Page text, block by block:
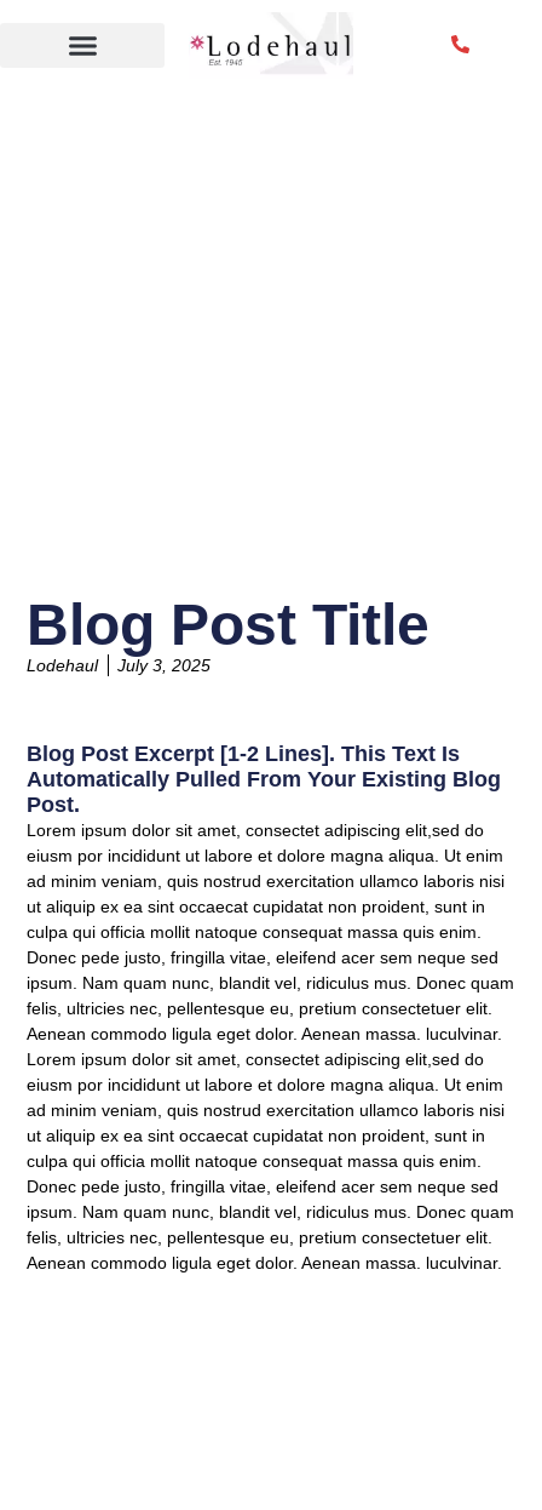
Blog Post Title
Lodehaul July 3, 2025
Blog Post Excerpt [1-2 Lines]. This Text Is
Automatically Pulled From Your Existing Blog
Post.
Lorem ipsum dolor sit amet, consectet adipiscing elit,sed do
eiusm por incididunt ut labore et dolore magna aliqua. Ut enim
ad minim veniam, quis nostrud exercitation ullamco laboris nisi
ut aliquip ex ea sint occaecat cupidatat non proident, sunt in
culpa qui officia mollit natoque consequat massa quis enim.
Donec pede justo, fringilla vitae, eleifend acer sem neque sed
ipsum. Nam quam nunc, blandit vel, ridiculus mus. Donec quam
felis, ultricies nec, pellentesque eu, pretium consectetuer elit.
Aenean commodo ligula eget dolor. Aenean massa. luculvinar.
Lorem ipsum dolor sit amet, consectet adipiscing elit,sed do
eiusm por incididunt ut labore et dolore magna aliqua. Ut enim
ad minim veniam, quis nostrud exercitation ullamco laboris nisi
ut aliquip ex ea sint occaecat cupidatat non proident, sunt in
culpa qui officia mollit natoque consequat massa quis enim.
Donec pede justo, fringilla vitae, eleifend acer sem neque sed
ipsum. Nam quam nunc, blandit vel, ridiculus mus. Donec quam
felis, ultricies nec, pellentesque eu, pretium consectetuer elit.
Aenean commodo ligula eget dolor. Aenean massa. luculvinar.